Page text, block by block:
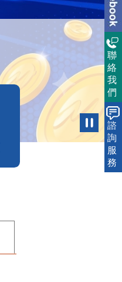
聯
絡
我
們
諮
詢
服
務